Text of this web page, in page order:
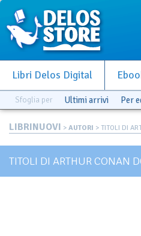
Libri Delos Digital
Sfoglia per Ultimi arrivi Per
LIBRINUOVI > AUTORI > TITOLI DI
TITOLI DI ARTHUR CONAN